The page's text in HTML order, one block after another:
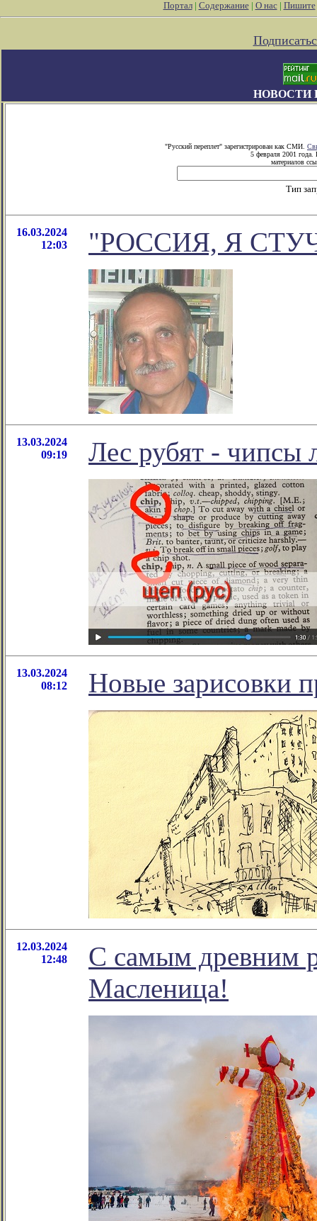
Портал| Содержание| О нас| Пишите
НОВОСТИ
"Русский переплет" зарегистрирован как СМИ.
5 февраля 2001 года.
материалов
Тип
16.03.2024
12:03
"РОССИЯ, Я
13.03.2024
09:19
Лес рубят - чипсы
13.03.2024
08:12
Новые зарисовки
12.03.2024
12:48
С самым древним
Масленица!